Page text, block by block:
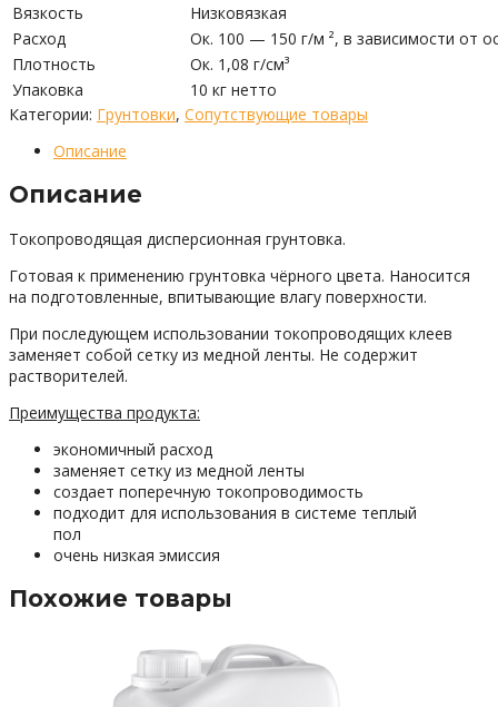
Вязкость
Низковязкая
Расход
Ок. 100 — 150 г/м ², в зависимости от
Плотность
Ок. 1,08 г/см³
Упаковка
10 кг нетто
Категории: Грунтовки, Сопутствующие товары
Описание
Описание
Токопроводящая дисперсионная грунтовка.
Готовая к применению грунтовка чёрного цвета. Наносится
на подготовленные, впитывающие влагу поверхности.
При последующем использовании токопроводящих клеев
заменяет собой сетку из медной ленты. Не содержит
растворителей.
Преимущества продукта:
экономичный расход
заменяет сетку из медной ленты
создает поперечную токопроводимость
подходит для использования в системе теплый
пол
очень низкая эмиссия
Похожие товары